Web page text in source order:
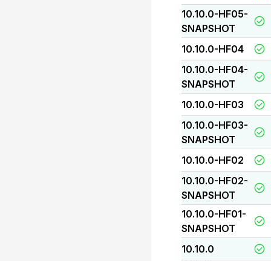
10.10.0-HF05-
SNAPSHOT
10.10.0-HF04
10.10.0-HF04-
SNAPSHOT
10.10.0-HF03
10.10.0-HF03-
SNAPSHOT
10.10.0-HF02
10.10.0-HF02-
SNAPSHOT
10.10.0-HF01-
SNAPSHOT
10.10.0